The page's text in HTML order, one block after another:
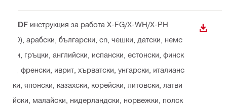
PDF инструкция за работа X-FG/X-WH/X-PH
(D) , арабски, български, cn, чешки, датски, немс
ки, гръцки, английски, испански, естонски, финск
и, френски, иврит, хърватски, унгарски, италианс
ки, японски, казахски, корейски, литовски, латви
йски, малайски, нидерландски, норвежки, полск